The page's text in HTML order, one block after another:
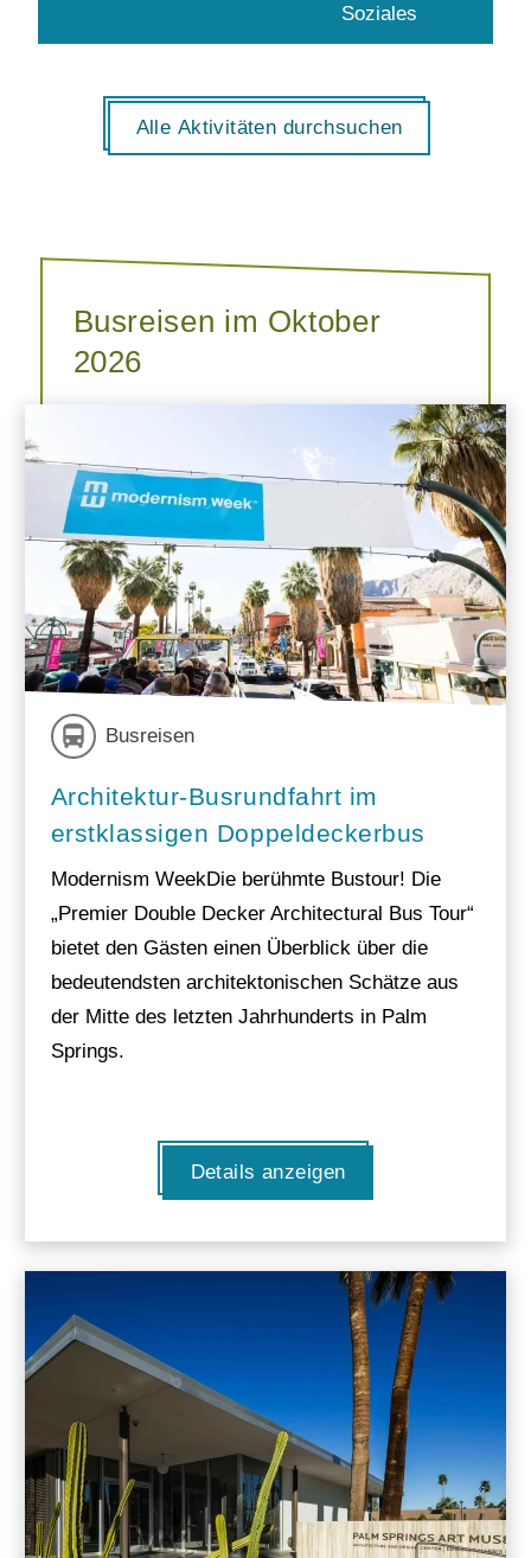
Soziales
Alle Aktivitäten durchsuchen
Busreisen im Oktober
2026
Busreisen
Architektur-Busrundfahrt im
erstklassigen Doppeldeckerbus
Modernism WeekDie berühmte Bustour! Die
„Premier Double Decker Architectural Bus Tour“
bietet den Gästen einen Überblick über die
bedeutendsten architektonischen Schätze aus
der Mitte des letzten Jahrhunderts in Palm
Springs.
Details anzeigen